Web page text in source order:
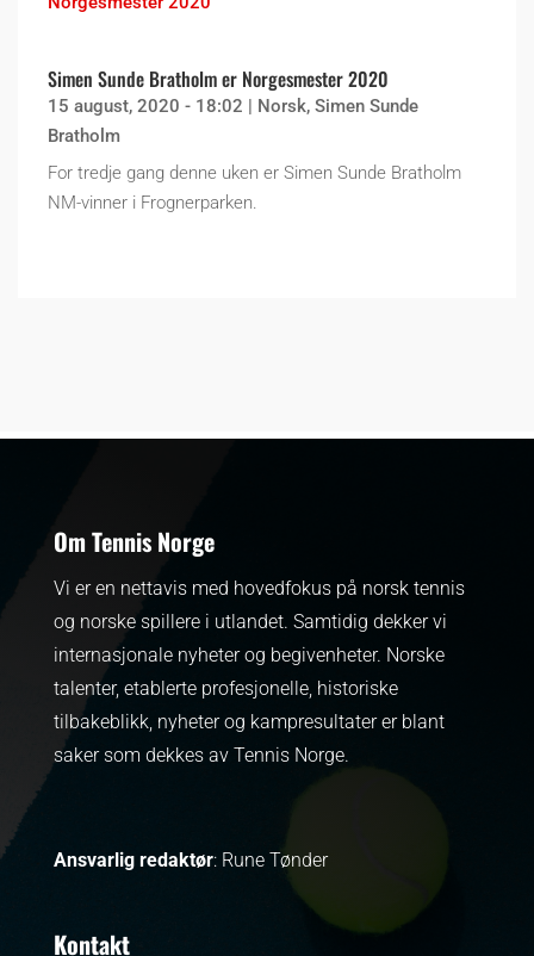
Simen Sunde Bratholm er Norgesmester 2020
15 august, 2020 - 18:02 | Norsk, Simen Sunde
Bratholm
For tredje gang denne uken er Simen Sunde Bratholm
NM-vinner i Frognerparken.
Om Tennis Norge
Vi er en nettavis med hovedfokus på norsk tennis
og norske spillere i utlandet. Samtidig dekker vi
internasjonale nyheter og begivenheter. Norske
talenter, etablerte profesjonelle, historiske
tilbakeblikk, nyheter og kampresultater er blant
saker som dekkes av Tennis Norge.
Ansvarlig redaktør: Rune Tønder
Kontakt